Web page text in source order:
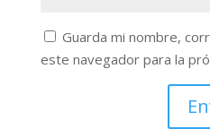
Guarda mi nombre,
este navegador para la